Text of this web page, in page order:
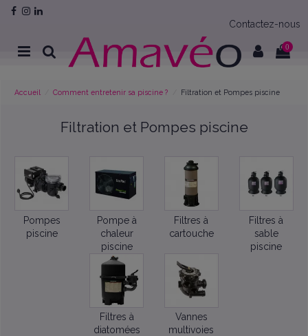
Contactez-nous
0
Accueil Comment entretenir sa piscine ? Filtration et Pompes piscine
Filtration et Pompes piscine
Pompes
piscine
Pompe à
chaleur
piscine
Filtres à
cartouche
Filtres à
sable
piscine
Filtres à
diatomées
Vannes
multivoies